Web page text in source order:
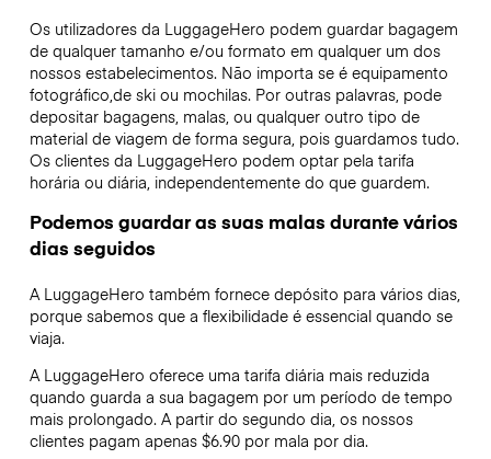
Os utilizadores da LuggageHero podem guardar bagagem
de qualquer tamanho e/ou formato em qualquer um dos
nossos estabelecimentos. Não importa se é equipamento
fotográfico,de ski ou mochilas. Por outras palavras, pode
depositar bagagens, malas, ou qualquer outro tipo de
material de viagem de forma segura, pois guardamos tudo.
Os clientes da LuggageHero podem optar pela tarifa
horária ou diária, independentemente do que guardem.
Podemos guardar as suas malas durante vários
dias seguidos
A LuggageHero também fornece depósito para vários dias,
porque sabemos que a flexibilidade é essencial quando se
viaja.
A LuggageHero oferece uma tarifa diária mais reduzida
quando guarda a sua bagagem por um período de tempo
mais prolongado. A partir do segundo dia, os nossos
clientes pagam apenas $6.90 por mala por dia.